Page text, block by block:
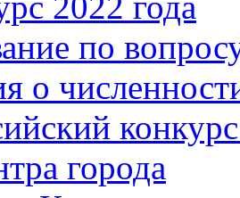
по
о
города